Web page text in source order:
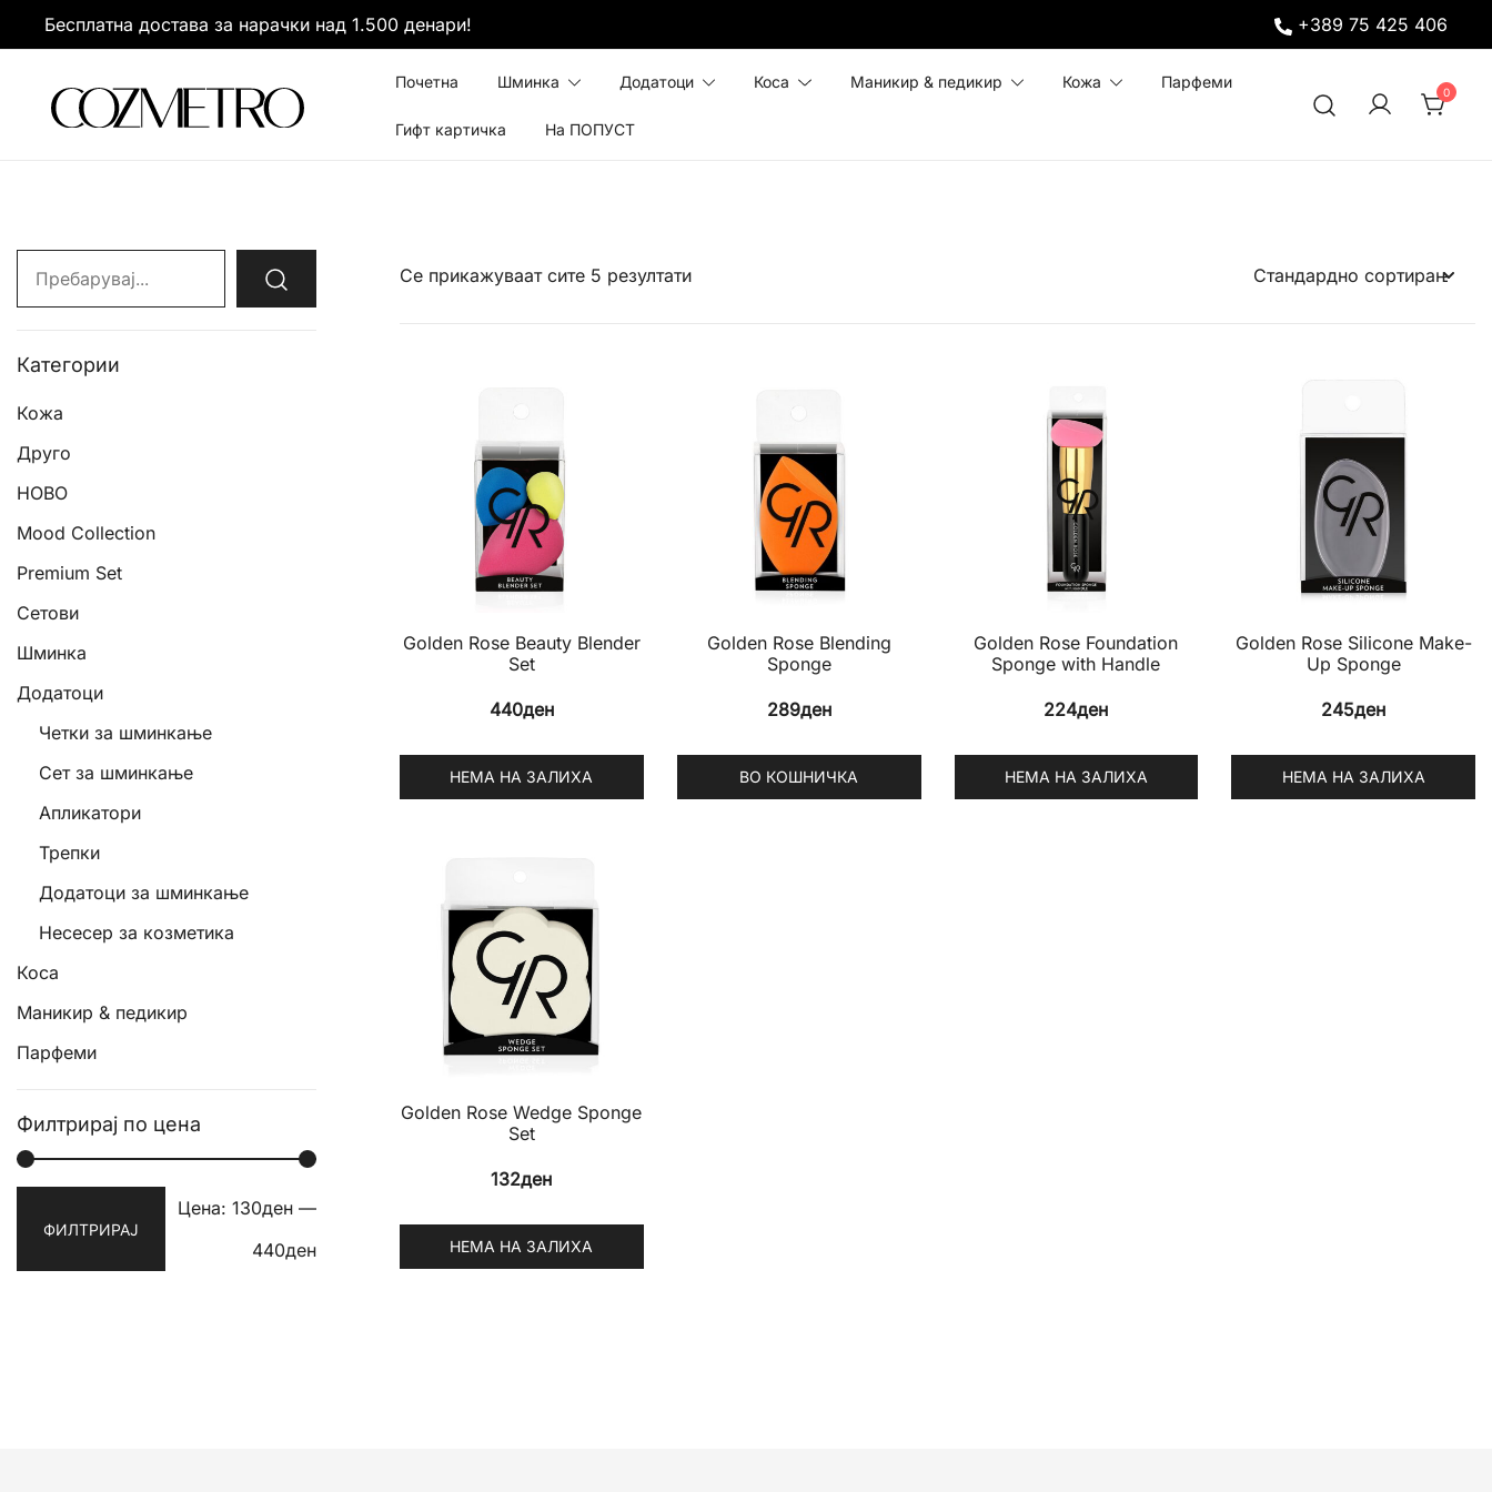
Бесплатна достава за нарачки над 1.500 денари! +389 75 425 406
Почетна Шминка Додатоци Коса Маникир & педикир Кожа Парфеми
Гифт картичка На ПОПУСТ
0
Се прикажуваат сите 5 резултати
Golden Rose Beauty Blender
Set
440ден
НЕМА НА ЗАЛИХА
Golden Rose Blending
Sponge
289ден
ВО КОШНИЧКА
Golden Rose Foundation
Sponge with Handle
224ден
НЕМА НА ЗАЛИХА
Golden Rose Silicone Make-
Up Sponge
245ден
НЕМА НА ЗАЛИХА
Golden Rose Wedge Sponge
Set
132ден
НЕМА НА ЗАЛИХА
for:
Категории
Кожа
Друго
НОВО
Mood Collection
Premium Set
Сетови
Шминка
Додатоци
Четки за шминкање
Сет за шминкање
Апликатори
Трепки
Додатоци за шминкање
Несесер за козметика
Коса
Маникир & педикир
Парфеми
Филтрирај по цена
ФИЛТРИРАЈ
Цена: 130ден —
440ден